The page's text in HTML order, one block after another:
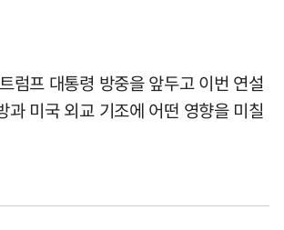
럼프 대통령 방중을 앞두고 이번 연설
과 미국 외교 기조에 어떤 영향을 미칠